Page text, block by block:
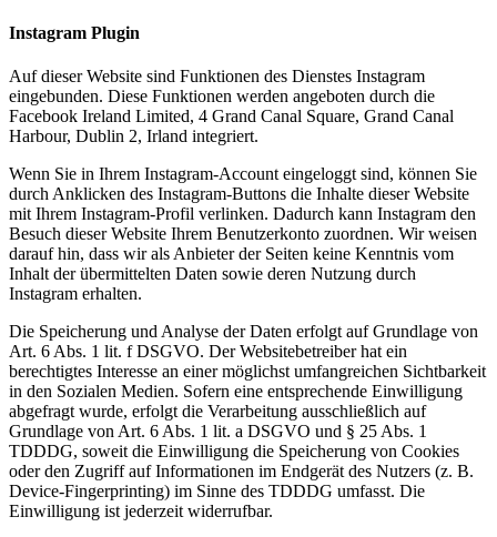
Instagram Plugin
Auf dieser Website sind Funktionen des Dienstes Instagram
eingebunden. Diese Funktionen werden angeboten durch die
Facebook Ireland Limited, 4 Grand Canal Square, Grand Canal
Harbour, Dublin 2, Irland integriert.
Wenn Sie in Ihrem Instagram-Account eingeloggt sind, können Sie
durch Anklicken des Instagram-Buttons die Inhalte dieser Website
mit Ihrem Instagram-Profil verlinken. Dadurch kann Instagram den
Besuch dieser Website Ihrem Benutzerkonto zuordnen. Wir weisen
darauf hin, dass wir als Anbieter der Seiten keine Kenntnis vom
Inhalt der übermittelten Daten sowie deren Nutzung durch
Instagram erhalten.
Die Speicherung und Analyse der Daten erfolgt auf Grundlage von
Art. 6 Abs. 1 lit. f DSGVO. Der Websitebetreiber hat ein
berechtigtes Interesse an einer möglichst umfangreichen Sichtbarkeit
in den Sozialen Medien. Sofern eine entsprechende Einwilligung
abgefragt wurde, erfolgt die Verarbeitung ausschließlich auf
Grundlage von Art. 6 Abs. 1 lit. a DSGVO und § 25 Abs. 1
TDDDG, soweit die Einwilligung die Speicherung von Cookies
oder den Zugriff auf Informationen im Endgerät des Nutzers (z. B.
Device-Fingerprinting) im Sinne des TDDDG umfasst. Die
Einwilligung ist jederzeit widerrufbar.